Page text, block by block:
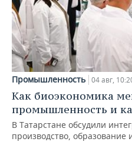
Промышленность 04 авг,
Как биоэкономика
промышленность и
В Татарстане обсудили
производство,